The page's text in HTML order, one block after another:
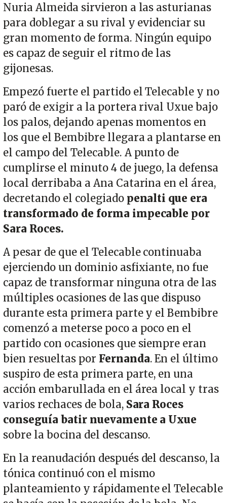
Nuria Almeida sirvieron a las asturianas
para doblegar a su rival y evidenciar su
gran momento de forma. Ningún equipo
es capaz de seguir el ritmo de las
gijonesas.
Empezó fuerte el partido el Telecable y no
paró de exigir a la portera rival Uxue bajo
los palos, dejando apenas momentos en
los que el Bembibre llegara a plantarse en
el campo del Telecable. A punto de
cumplirse el minuto 4 de juego, la defensa
local derribaba a Ana Catarina en el área,
decretando el colegiado penalti que era
transformado de forma impecable por
Sara Roces.
A pesar de que el Telecable continuaba
ejerciendo un dominio asfixiante, no fue
capaz de transformar ninguna otra de las
múltiples ocasiones de las que dispuso
durante esta primera parte y el Bembibre
comenzó a meterse poco a poco en el
partido con ocasiones que siempre eran
bien resueltas por Fernanda. En el último
suspiro de esta primera parte, en una
acción embarullada en el área local y tras
varios rechaces de bola, Sara Roces
conseguía batir nuevamente a Uxue
sobre la bocina del descanso.
En la reanudación después del descanso, la
tónica continuó con el mismo
planteamiento y rápidamente el Telecable